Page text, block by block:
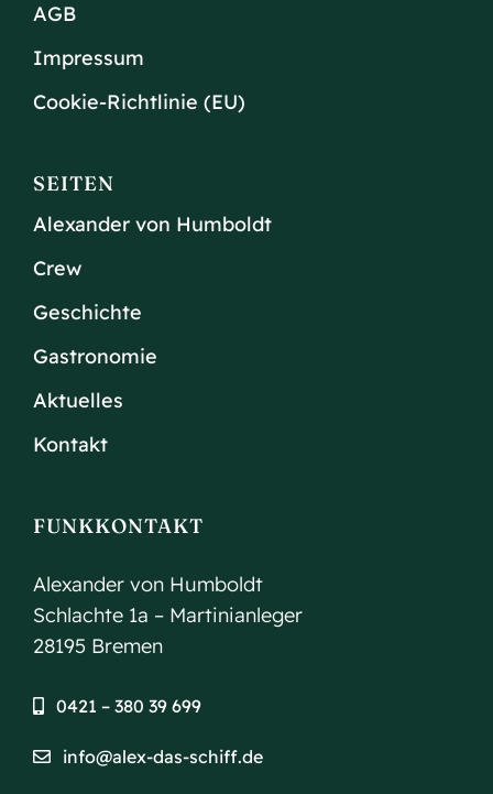
AGB
Impressum
Cookie-Richtlinie (EU)
SEITEN
Alexander von Humboldt
Crew
Geschichte
Gastronomie
Aktuelles
Kontakt
FUNKKONTAKT
Alexander von Humboldt
Schlachte 1a – Martinianleger
28195 Bremen
0421 – 380 39 699
info@alex-das-schiff.de